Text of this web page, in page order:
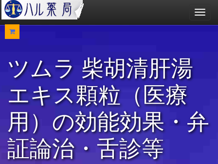
メ
ニ
ツムラ 柴胡清肝湯
エキス顆粒（医療
用）の効能効果・弁
証論治・舌診等